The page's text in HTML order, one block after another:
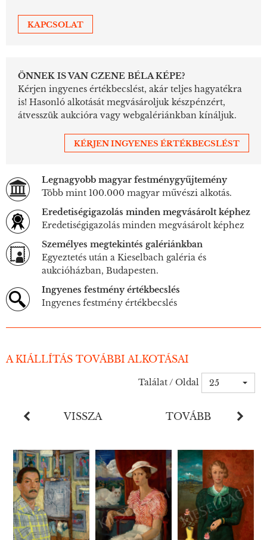
KAPCSOLAT
ÖNNEK IS VAN CZENE BÉLA KÉPE?
Kérjen ingyenes értékbecslést, akár teljes hagyatékra
is! Hasonló alkotását megvásároljuk készpénzért,
átvesszük aukcióra vagy webgalériánkban kínáljuk.
KÉRJEN INGYENES ÉRTÉKBECSLÉST
Legnagyobb magyar festménygyűjtemény
Több mint 100.000 magyar művészi alkotás.
Eredetiségigazolás minden megvásárolt képhez
Eredetiségigazolás minden megvásárolt képhez
Személyes megtekintés galériánkban
Egyeztetés után a Kieselbach galéria és
aukcióházban, Budapesten.
Ingyenes festmény értékbecslés
Ingyenes festmény értékbecslés
A KIÁLLÍTÁS TOVÁBBI ALKOTÁSAI
Találat / Oldal 25
VISSZA TOVÁBB